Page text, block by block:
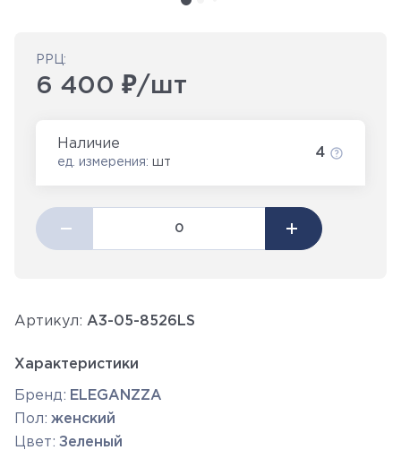
Артикул: А3-05-8526LS
Характеристики
Бренд: ELEGANZZA
Пол: женский
Цвет: Зеленый
РРЦ:
6 400 ₽/шт
Наличие
ед. измерения: шт
4